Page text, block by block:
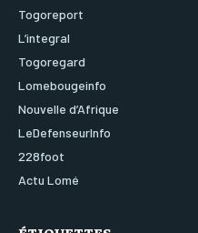
Togoreport
L’integral
Togoregard
Lomebougeinfo
Nouvelle d’Afrique
LeDefenseurInfo
228foot
Actu Lomé